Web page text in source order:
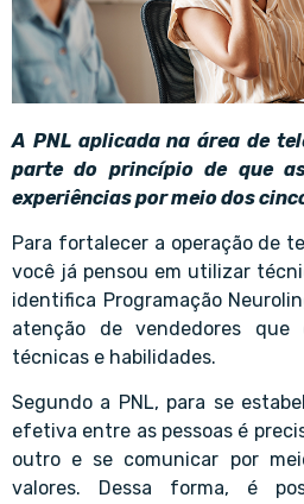
A PNL aplicada na área de
parte do princípio de que
experiências por meio dos
Para fortalecer a operação de
você já pensou em utilizar
identifica Programação
atenção de vendedores que
técnicas e habilidades.
Segundo a PNL, para se
efetiva entre as pessoas é
outro e se comunicar por
valores. Dessa forma, é